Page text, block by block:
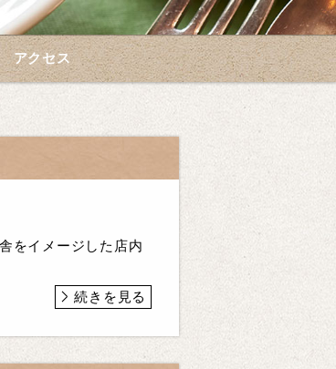
アクセス
をイメージした店内
続きを見る